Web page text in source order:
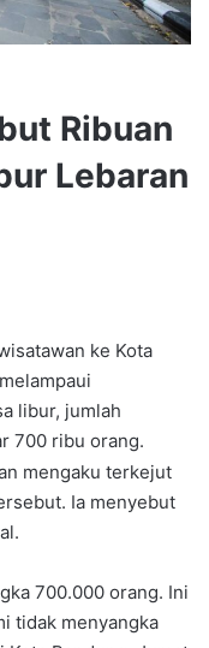
Ribuan
Lebaran
ke Kota
libur, jumlah
700 ribu orang.
mengaku terkejut
Ia menyebut
700.000 orang. Ini
tidak menyangka